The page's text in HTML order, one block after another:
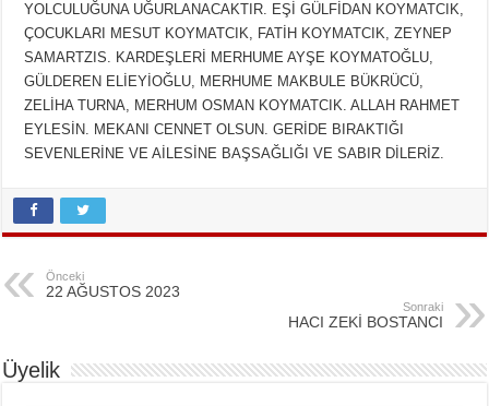
YOLCULUĞUNA UĞURLANACAKTIR. EŞİ GÜLFİDAN KOYMATCIK,
ÇOCUKLARI MESUT KOYMATCIK, FATİH KOYMATCIK, ZEYNEP
SAMARTZIS. KARDEŞLERİ MERHUME AYŞE KOYMATOĞLU,
GÜLDEREN ELİEYİOĞLU, MERHUME MAKBULE BÜKRÜCÜ,
ZELİHA TURNA, MERHUM OSMAN KOYMATCIK. ALLAH RAHMET
EYLESİN. MEKANI CENNET OLSUN. GERİDE BIRAKTIĞI
SEVENLERİNE VE AİLESİNE BAŞSAĞLIĞI VE SABIR DİLERİZ.
Önceki
22 AĞUSTOS 2023
Sonraki
HACI ZEKİ BOSTANCI
Üyelik